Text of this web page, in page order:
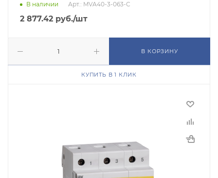
В наличии Арт.: MVA40-3-063-C
2 877.42 руб./шт
В КОРЗИНУ
КУПИТЬ В 1 КЛИК